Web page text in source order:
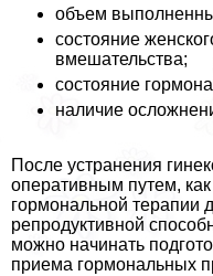
объем
состояние
вмешательства;
состояние
наличие
После устранения
оперативным путем,
гормональной терапии
репродуктивной
можно начинать
приема гормональных